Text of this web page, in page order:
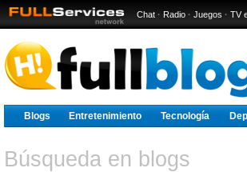
Chat · Radio · Juegos · TV
Blogs Entretenimiento Tecnología
Búsqueda en blogs